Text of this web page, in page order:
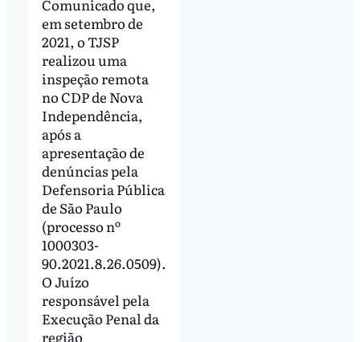
Comunicado que,
em setembro de
2021, o TJSP
realizou uma
inspeção remota
no CDP de Nova
Independência,
após a
apresentação de
denúncias pela
Defensoria Pública
de São Paulo
(processo nº
1000303-
90.2021.8.26.0509).
O Juízo
responsável pela
Execução Penal da
região